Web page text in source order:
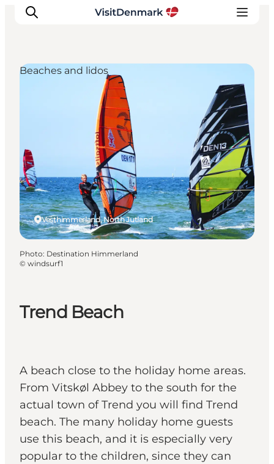
Destinations
Hébergements
Planifiez votre voyage
Trend Beach
A beach close to the holiday home areas.
From Vitskøl Abbey to the south for the
actual town of Trend you will find Trend
beach. The many holiday home guests
use this beach, and it is especially very
popular to the children, since they can
Vesthimmerland, North Jutland
Beaches and lidos
Photo: Destination Himmerland
© windsurf1